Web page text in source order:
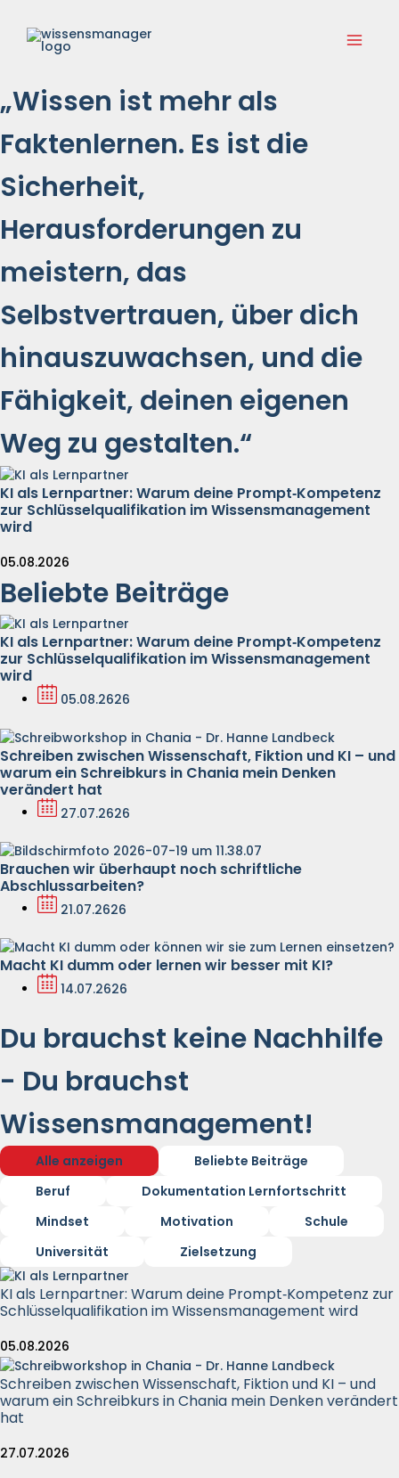
Inhalt
springen
„Wissen ist mehr als
Faktenlernen. Es ist die
Sicherheit,
Herausforderungen zu
meistern, das
Selbstvertrauen, über dich
hinauszuwachsen, und die
Fähigkeit, deinen eigenen
Weg zu gestalten.“
KI als Lernpartner: Warum deine Prompt‑Kompetenz
zur Schlüsselqualifikation im Wissensmanagement
wird
05.08.2026
Beliebte Beiträge
KI als Lernpartner: Warum deine Prompt‑Kompetenz
zur Schlüsselqualifikation im Wissensmanagement
wird
05.08.2626
Schreiben zwischen Wissenschaft, Fiktion und KI – und
warum ein Schreibkurs in Chania mein Denken
verändert hat
27.07.2626
Brauchen wir überhaupt noch schriftliche
Abschlussarbeiten?
21.07.2626
Macht KI dumm oder lernen wir besser mit KI?
14.07.2626
Du brauchst keine Nachhilfe
- Du brauchst
Wissensmanagement!
Alle anzeigen
Beliebte Beiträge
Beruf
Dokumentation Lernfortschritt
Mindset
Motivation
Schule
Universität
Zielsetzung
KI als Lernpartner: Warum deine Prompt‑Kompetenz zur
Schlüsselqualifikation im Wissensmanagement wird
05.08.2026
Schreiben zwischen Wissenschaft, Fiktion und KI – und
warum ein Schreibkurs in Chania mein Denken verändert
hat
27.07.2026